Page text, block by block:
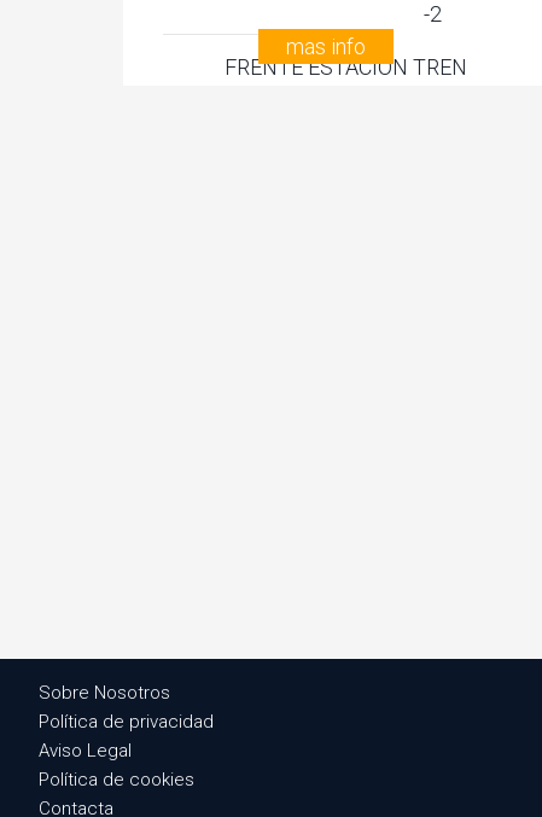
-2
FRENTE ESTACION TREN
mas info
Sobre Nosotros
Política de privacidad
Aviso Legal
Política de cookies
Contacta